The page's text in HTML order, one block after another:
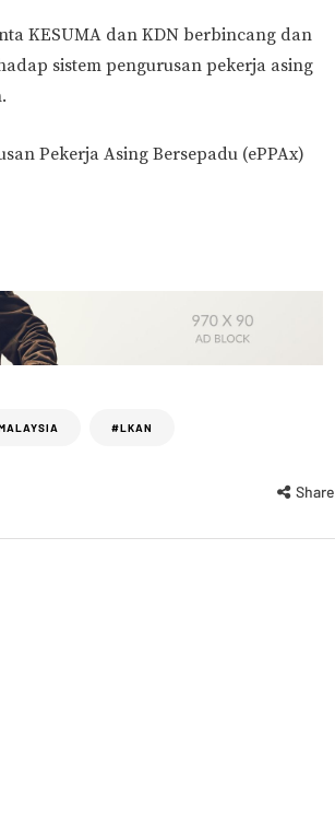
KESUMA dan KDN berbincang dan
sistem pengurusan pekerja asing
Pekerja Asing Bersepadu (ePPAx)
#LKAN
Share